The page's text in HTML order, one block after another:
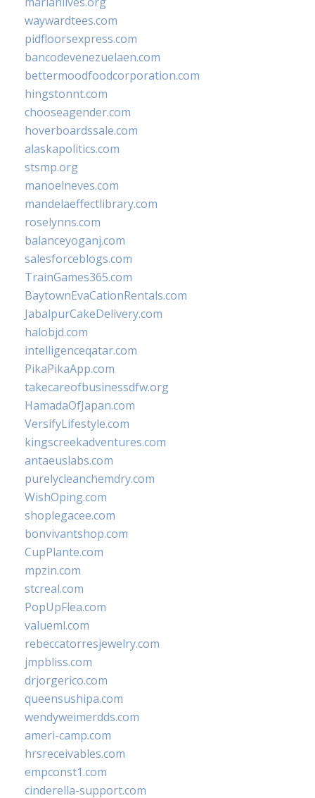
waywardtees.com
pidfloorsexpress.com
bancodevenezuelaen.com
bettermoodfoodcorporation.com
hingstonnt.com
chooseagender.com
hoverboardssale.com
alaskapolitics.com
stsmp.org
manoelneves.com
mandelaeffectlibrary.com
roselynns.com
balanceyoganj.com
salesforceblogs.com
TrainGames365.com
BaytownEvaCationRentals.com
JabalpurCakeDelivery.com
halobjd.com
intelligenceqatar.com
PikaPikaApp.com
takecareofbusinessdfw.org
HamadaOfJapan.com
VersifyLifestyle.com
kingscreekadventures.com
antaeuslabs.com
purelycleanchemdry.com
WishOping.com
shoplegacee.com
bonvivantshop.com
CupPlante.com
mpzin.com
stcreal.com
PopUpFlea.com
valueml.com
rebeccatorresjewelry.com
jmpbliss.com
drjorgerico.com
queensushipa.com
wendyweimerdds.com
ameri-camp.com
hrsreceivables.com
empconst1.com
cinderella-support.com